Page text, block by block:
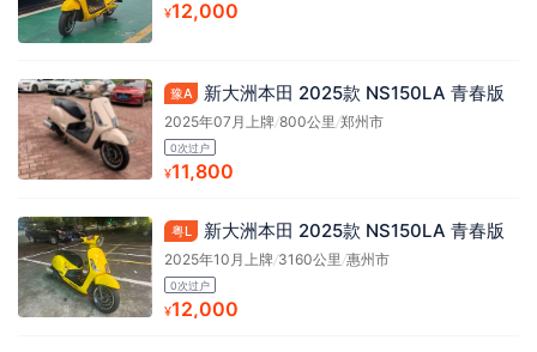
¥12,000
豫A 新大洲本田 2025款 NS150LA 青春版
2025年07月上牌/800公里 /郑州市
0次过户
¥11,800
粤L 新大洲本田 2025款 NS150LA 青春版
2025年10月上牌/3160公里 /惠州市
0次过户
¥12,000